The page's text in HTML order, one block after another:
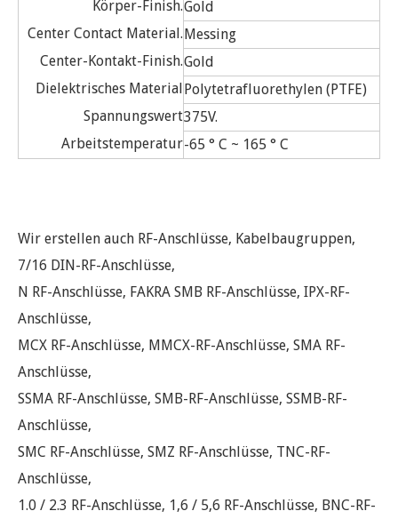
Körper-Finish.Gold
Center Contact Material.Messing
Center-Kontakt-Finish.Gold
Dielektrisches MaterialPolytetrafluorethylen (PTFE)
Spannungswert375V.
Arbeitstemperatur-65 ° C ~ 165 ° C
Wir erstellen auch RF-Anschlüsse, Kabelbaugruppen,
7/16 DIN-RF-Anschlüsse,
N RF-Anschlüsse, FAKRA SMB RF-Anschlüsse, IPX-RF-
Anschlüsse,
MCX RF-Anschlüsse, MMCX-RF-Anschlüsse, SMA RF-
Anschlüsse,
SSMA RF-Anschlüsse, SMB-RF-Anschlüsse, SSMB-RF-
Anschlüsse,
SMC RF-Anschlüsse, SMZ RF-Anschlüsse, TNC-RF-
Anschlüsse,
1.0 / 2.3 RF-Anschlüsse, 1,6 / 5,6 RF-Anschlüsse, BNC-RF-